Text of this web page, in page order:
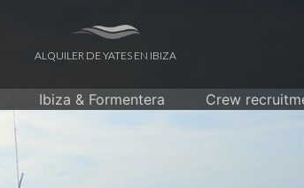
ALQUILER DE YATES EN IBIZA
Ibiza & Formentera Crew